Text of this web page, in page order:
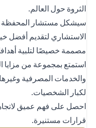
حول العالم.
مستشار المحفظة
لتقديم أفضل خيارات
خصيصًا لتلبية أهدافك
بمجموعة من مزايا
المصرفية وغيرها من
الشخصيات.
على فهم عميق لاتجاهات
مستنيرة.